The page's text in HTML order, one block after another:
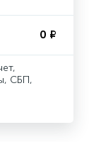
0 ₽
СБП,